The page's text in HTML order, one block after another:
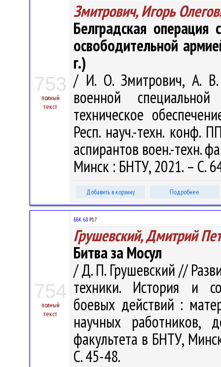
753
полный
текст
Змитрович, Игорь
Белградская
освободительной
г.)
/ И. О. Змитрович, А. В.
военной
техническое
Респ. науч.-техн. конф.
аспирантов воен.-техн.
Минск : БНТУ, 2021. – С.
Добавить в корзину Подробнее
754
полный
текст
ББК 68.Р17
Грушевский, Дмитрий
Битва за Мосул
/ Д. П. Грушевский //
техники. История и
боевых действий :
научных работников,
факультета в БНТУ,
С. 45-48.